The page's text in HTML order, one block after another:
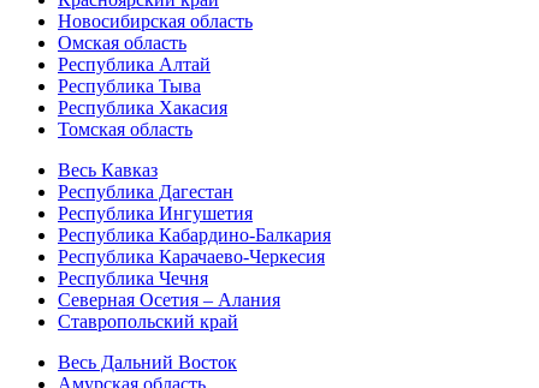
Новосибирская область
Омская область
Республика Алтай
Республика Тыва
Республика Хакасия
Томская область
Весь Кавказ
Республика Дагестан
Республика Ингушетия
Республика Кабардино-Балкария
Республика Карачаево-Черкесия
Республика Чечня
Северная Осетия – Алания
Ставропольский край
Весь Дальний Восток
Амурская область